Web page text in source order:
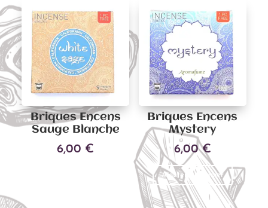
Briques Encens
Sauge Blanche
6,00 €
Briques Encens
Mystery
6,00€
Ajouter au panier